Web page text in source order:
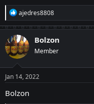
R
e
a
c
t
i
o
n
s
:
ajedres8808
Bolzon
Member
Jan 14, 2022
Bolzon